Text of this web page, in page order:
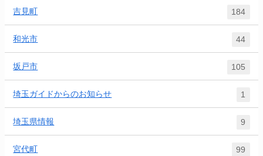
吉見町 184
和光市 44
坂戸市 105
埼玉ガイドからのお知らせ 1
埼玉県情報 9
宮代町 99